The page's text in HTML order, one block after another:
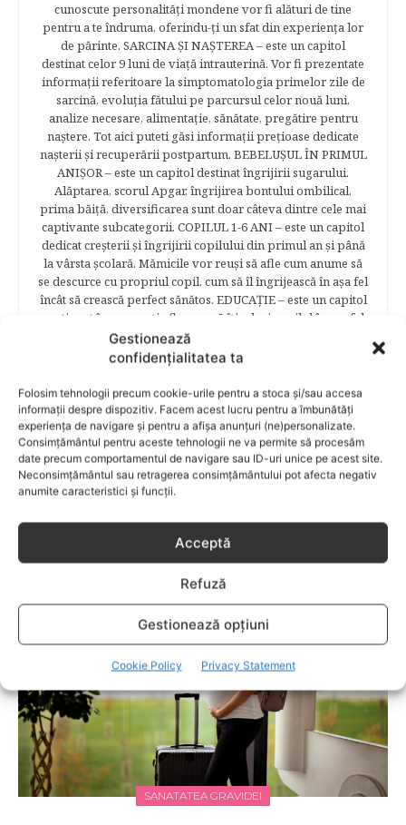
Gestionează
confidențialitatea ta
Folosim tehnologii precum cookie-urile pentru a stoca și/sau accesa
informații despre dispozitiv. Facem acest lucru pentru a îmbunătăți
experiența de navigare și pentru a afișa anunțuri (ne)personalizate.
Consimțământul pentru aceste tehnologii ne va permite să procesăm
date precum comportamentul de navigare sau ID-uri unice pe acest site.
Neconsimțământul sau retragerea consimțământului pot afecta negativ
anumite caracteristici și funcții.
Acceptă
Refuză
Gestionează opțiuni
Cookie Policy Privacy Statement
cunoscute personalităţi mondene vor fi alături de tine
pentru a te îndruma, oferindu-ţi un sfat din experienţa lor
de părinte. SARCINA ŞI NAŞTEREA – este un capitol
destinat celor 9 luni de viaţă intrauterină. Vor fi prezentate
informaţii referitoare la simptomatologia primelor zile de
sarcină, evoluţia fătului pe parcursul celor nouă luni,
analize necesare, alimentaţie, sănătate, pregătire pentru
naştere. Tot aici puteti găsi informaţii preţioase dedicate
naşterii şi recuperării postpartum. BEBELUŞUL ÎN PRIMUL
ANIŞOR – este un capitol destinat îngrijirii sugarului.
Alăptarea, scorul Apgar, îngrijirea bontului ombilical,
prima băiţă, diversificarea sunt doar câteva dintre cele mai
captivante subcategorii. COPILUL 1-6 ANI – este un capitol
dedicat creşterii şi îngrijirii copilului din primul an şi până
la vârsta şcolară. Mămicile vor reuşi să afle cum anume să
se descurce cu propriul copil, cum să îl îngrijească în aşa fel
încât să crească perfect sănătos. EDUCAŢIE – este un capitol
captivant în care poţi afla cum să îţi educi copilul în aşa fel
încât să poţi obţine performanţe şcolare sigure. FAMILIA –
este un capitol destinat vieţii de familie ce conţine o serie
întreagă de sfaturi eficiente. COPII TALENTAŢI – este un
capitol fascinant dedicat copiilor valoroși ai țării. ÎNVAŢĂ
SĂ PREVII! –sunt prezentate soluţii de prevenire a
anumitor probleme de sănătate ce pot afecta atât viaţa
copiilor, cât şi pe cea a părinţilor.
RELATED POSTS
SANATATEA GRAVIDEI